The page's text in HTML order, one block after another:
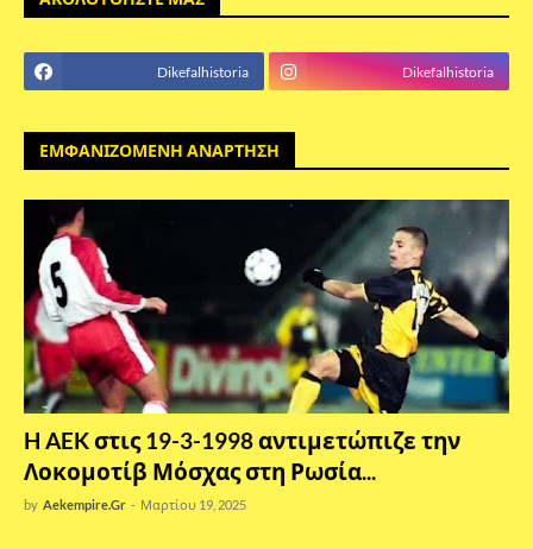
Dikefalhistoria Dikefalhistoria
ΕΜΦΑΝΙΖΟΜΕΝΗ ΑΝΑΡΤΗΣΗ
H AEK στις 19-3-1998 αντιμετώπιζε την
Λοκομοτίβ Μόσχας στη Ρωσία...
by Aekempire.Gr - Μαρτίου 19, 2025